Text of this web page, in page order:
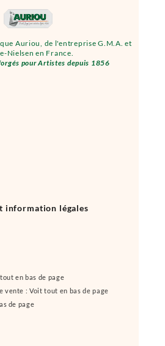
Auriou, de l'entreprise G.M.A. et
Nielsen en France.
pour Artistes depuis 1856
information légales
en bas de page
vente : Voit tout en bas de page
de page